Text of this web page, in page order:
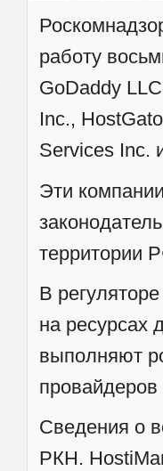
работу
GoDaddy
Inc.,
Services Inc.
Эти
территории
В
на ресурсах
выполняют
провайдеров
Сведения о
РКН.